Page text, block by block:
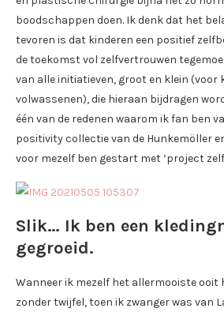
boodschappen doen. Ik denk dat het
tevoren is dat kinderen een positief
de toekomst vol zelfvertrouwen
van alle initiatieven, groot en klein (voor
volwassenen), die hieraan bijdragen
één van de redenen waarom ik fan ben
positivity collectie van de Hunkemöller
voor mezelf ben gestart met ‘project
Slik… Ik ben een
gegroeid.
Wanneer ik mezelf het allermooiste ooit
zonder twijfel, toen ik zwanger was van